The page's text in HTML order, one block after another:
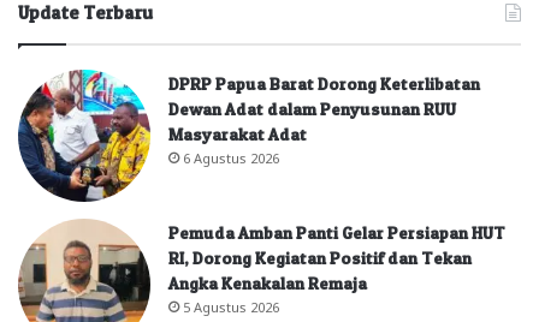
Update Terbaru
DPRP Papua Barat Dorong Keterlibatan
Dewan Adat dalam Penyusunan RUU
Masyarakat Adat
6 Agustus 2026
Pemuda Amban Panti Gelar Persiapan HUT
RI, Dorong Kegiatan Positif dan Tekan
Angka Kenakalan Remaja
5 Agustus 2026